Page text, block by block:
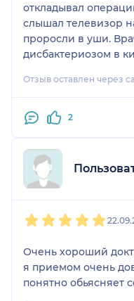
откладывал
слышал телевизор
проросли в уши.
дисбактериозом в
Отзыв оставлен через
2
Очень хороший
я приемом очень